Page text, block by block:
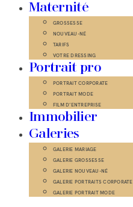
Maternité
GROSSESSE
NOUVEAU-NÉ
TARIFS
VOTRE DRESSING
Portrait pro
PORTRAIT CORPORATE
PORTRAIT MODE
FILM D’ENTREPRISE
Immobilier
Galeries
GALERIE MARIAGE
GALERIE GROSSESSE
GALERIE NOUVEAU-NÉ
GALERIE PORTRAITS CORPORATE
GALERIE PORTRAIT MODE